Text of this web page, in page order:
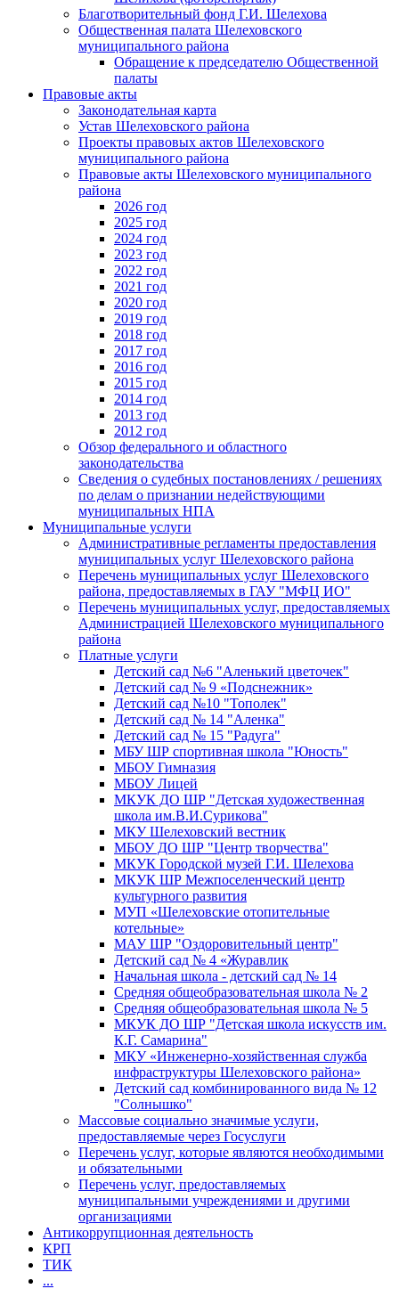
Благотворительный фонд Г.И. Шелехова
Общественная палата Шелеховского
муниципального района
Обращение к председателю Общественной
палаты
Правовые акты
Законодательная карта
Устав Шелеховского района
Проекты правовых актов Шелеховского
муниципального района
Правовые акты Шелеховского муниципального
района
2026 год
2025 год
2024 год
2023 год
2022 год
2021 год
2020 год
2019 год
2018 год
2017 год
2016 год
2015 год
2014 год
2013 год
2012 год
Обзор федерального и областного
законодательства
Сведения о судебных постановлениях / решениях
по делам о признании недействующими
муниципальных НПА
Муниципальные услуги
Административные регламенты предоставления
муниципальных услуг Шелеховского района
Перечень муниципальных услуг Шелеховского
района, предоставляемых в ГАУ "МФЦ ИО"
Перечень муниципальных услуг, предоставляемых
Администрацией Шелеховского муниципального
района
Платные услуги
Детский сад №6 "Аленький цветочек"
Детский сад № 9 «Подснежник»
Детский сад №10 "Тополек"
Детский сад № 14 "Аленка"
Детский сад № 15 "Радуга"
МБУ ШР спортивная школа "Юность"
МБОУ Гимназия
МБОУ Лицей
МКУК ДО ШР "Детская художественная
школа им.В.И.Сурикова"
МКУ Шелеховский вестник
МБОУ ДО ШР "Центр творчества"
МКУК Городской музей Г.И. Шелехова
МКУК ШР Межпоселенческий центр
культурного развития
МУП «Шелеховские отопительные
котельные»
МАУ ШР "Оздоровительный центр"
Детский сад № 4 «Журавлик
Начальная школа - детский сад № 14
Средняя общеобразовательная школа № 2
Средняя общеобразовательная школа № 5
МКУК ДО ШР "Детская школа искусств им.
К.Г. Самарина"
МКУ «Инженерно-хозяйственная служба
инфраструктуры Шелеховского района»
Детский сад комбинированного вида № 12
"Солнышко"
Массовые социально значимые услуги,
предоставляемые через Госуслуги
Перечень услуг, которые являются необходимыми
и обязательными
Перечень услуг, предоставляемых
муниципальными учреждениями и другими
организациями
Антикоррупционная деятельность
КРП
ТИК
...